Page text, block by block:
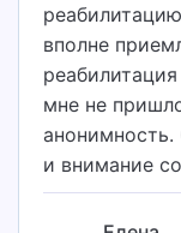
вполне
мне не
анонимность.
и внимание